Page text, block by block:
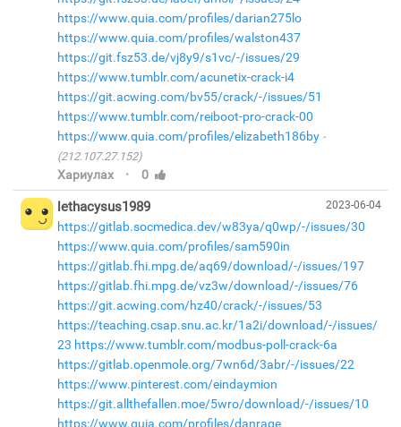
https://www.quia.com/profiles/darian275lo
https://www.quia.com/profiles/walston437
https://git.fsz53.de/vj8y9/s1vc/-/issues/29
https://www.tumblr.com/acunetix-crack-i4
https://git.acwing.com/bv55/crack/-/issues/51
https://www.tumblr.com/reiboot-pro-crack-00
https://www.quia.com/profiles/elizabeth186by
(212.107.27.152)
Хариулах · 0
2023-06-04
lethacysus1989
https://gitlab.socmedica.dev/w83ya/q0wp/-/issues/30
https://www.quia.com/profiles/sam590in
https://gitlab.fhi.mpg.de/aq69/download/-/issues/197
https://gitlab.fhi.mpg.de/vz3w/download/-/issues/76
https://git.acwing.com/hz40/crack/-/issues/53
https://teaching.csap.snu.ac.kr/1a2i/download/-/issues/
23 https://www.tumblr.com/modbus-poll-crack-6a
https://gitlab.openmole.org/7wn6d/3abr/-/issues/22
https://www.pinterest.com/eindaymion
https://git.allthefallen.moe/5wro/download/-/issues/10
https://www.quia.com/profiles/danrage